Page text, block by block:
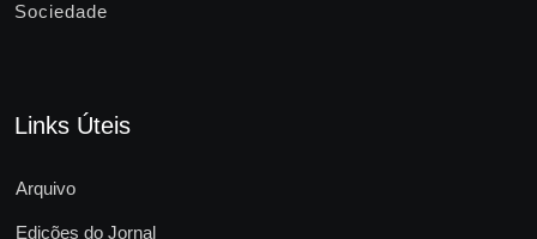
Sociedade
Links Úteis
Arquivo
Edições do Jornal